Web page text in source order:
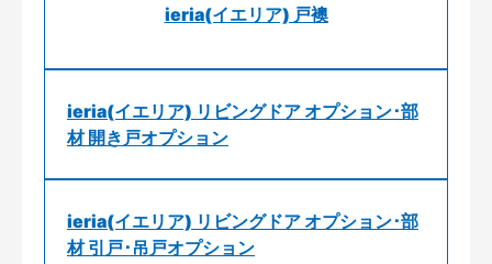
ieria(イエリア) 戸襖
ieria(イエリア) リビングドア オプション･部
材 開き戸オプション
ieria(イエリア) リビングドア オプション･部
材 引戸･吊戸オプション